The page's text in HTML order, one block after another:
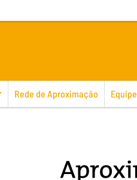
Rede de Aproximação Equipe